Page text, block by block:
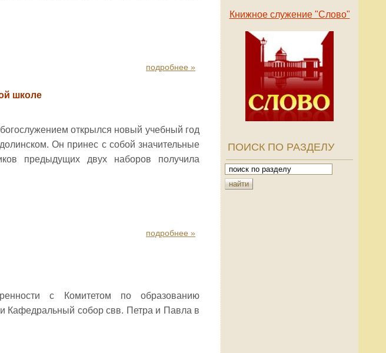
подробнее »
школе
открылся новый учебный год
Он принес c собой значительные
предыдущих двух наборов получила
подробнее »
с Комитетом по образованию
Кафедральный собор свв. Петра и Павла в
Книжное служение "Слово"
ПОИСК ПО РАЗДЕЛУ